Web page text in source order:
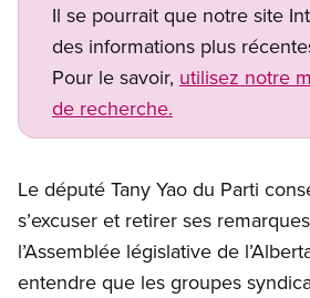
Il se pourrait que notre site
des informations plus
Pour le savoir, utilisez notre
de recherche.
Le député Tany Yao du Parti
s’excuser et retirer ses
l’Assemblée législative de
entendre que les groupes